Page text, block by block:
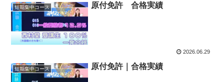
短期集中コース 原付免許 合格実績
2026.06.29
短期集中コース 原付免許｜合格実績